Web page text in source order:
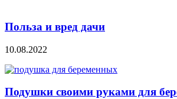
Польза и вред дачи
10.08.2022
Подушки своими руками для